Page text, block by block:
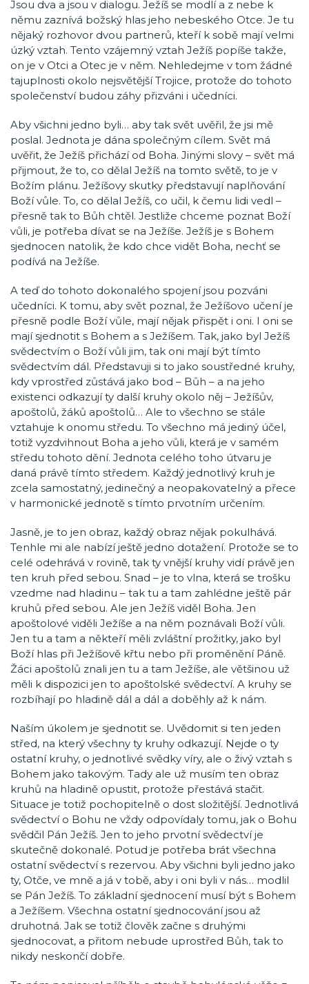
Jsou dva a jsou v dialogu. Ježíš se modlí a z nebe k
němu zaznívá božský hlas jeho nebeského Otce. Je tu
nějaký rozhovor dvou partnerů, kteří k sobě mají velmi
úzký vztah. Tento vzájemný vztah Ježíš popíše takže,
on je v Otci a Otec je v něm. Nehledejme v tom žádné
tajuplnosti okolo nejsvětější Trojice, protože do tohoto
společenství budou záhy přizváni i učedníci.
Aby všichni jedno byli… aby tak svět uvěřil, že jsi mě
poslal. Jednota je dána společným cílem. Svět má
uvěřit, že Ježíš přichází od Boha. Jinými slovy – svět má
přijmout, že to, co dělal Ježíš na tomto světě, to je v
Božím plánu. Ježíšovy skutky představují naplňování
Boží vůle. To, co dělal Ježíš, co učil, k čemu lidi vedl –
přesně tak to Bůh chtěl. Jestliže chceme poznat Boží
vůli, je potřeba dívat se na Ježíše. Ježíš je s Bohem
sjednocen natolik, že kdo chce vidět Boha, nechť se
podívá na Ježíše.
A teď do tohoto dokonalého spojení jsou pozváni
učedníci. K tomu, aby svět poznal, že Ježíšovo učení je
přesně podle Boží vůle, mají nějak přispět i oni. I oni se
mají sjednotit s Bohem a s Ježíšem. Tak, jako byl Ježíš
svědectvím o Boží vůli jim, tak oni mají být tímto
svědectvím dál. Představuji si to jako soustředné kruhy,
kdy vprostřed zůstává jako bod – Bůh – a na jeho
existenci odkazují ty další kruhy okolo něj – Ježíšův,
apoštolů, žáků apoštolů… Ale to všechno se stále
vztahuje k onomu středu. To všechno má jediný účel,
totiž vyzdvihnout Boha a jeho vůli, která je v samém
středu tohoto dění. Jednota celého toho útvaru je
daná právě tímto středem. Každý jednotlivý kruh je
zcela samostatný, jedinečný a neopakovatelný a přece
v harmonické jednotě s tímto prvotním určením.
Jasně, je to jen obraz, každý obraz nějak pokulhává.
Tenhle mi ale nabízí ještě jedno dotažení. Protože se to
celé odehrává v rovině, tak ty vnější kruhy vidí právě jen
ten kruh před sebou. Snad – je to vlna, která se trošku
vzedme nad hladinu – tak tu a tam zahlédne ještě pár
kruhů před sebou. Ale jen Ježíš viděl Boha. Jen
apoštolové viděli Ježíše a na něm poznávali Boží vůli.
Jen tu a tam a někteří měli zvláštní prožitky, jako byl
Boží hlas při Ježíšově křtu nebo při proměnění Páně.
Žáci apoštolů znali jen tu a tam Ježíše, ale většinou už
měli k dispozici jen to apoštolské svědectví. A kruhy se
rozbíhají po hladině dál a dál a doběhly až k nám.
Naším úkolem je sjednotit se. Uvědomit si ten jeden
střed, na který všechny ty kruhy odkazují. Nejde o ty
ostatní kruhy, o jednotlivé svědky víry, ale o živý vztah s
Bohem jako takovým. Tady ale už musím ten obraz
kruhů na hladině opustit, protože přestává stačit.
Situace je totiž pochopitelně o dost složitější. Jednotlivá
svědectví o Bohu ne vždy odpovídaly tomu, jak o Bohu
svědčil Pán Ježíš. Jen to jeho prvotní svědectví je
skutečně dokonalé. Potud je potřeba brát všechna
ostatní svědectví s rezervou. Aby všichni byli jedno jako
ty, Otče, ve mně a já v tobě, aby i oni byli v nás… modlil
se Pán Ježíš. To základní sjednocení musí být s Bohem
a Ježíšem. Všechna ostatní sjednocování jsou až
druhotná. Jak se totiž člověk začne s druhými
sjednocovat, a přitom nebude uprostřed Bůh, tak to
nikdy neskončí dobře.